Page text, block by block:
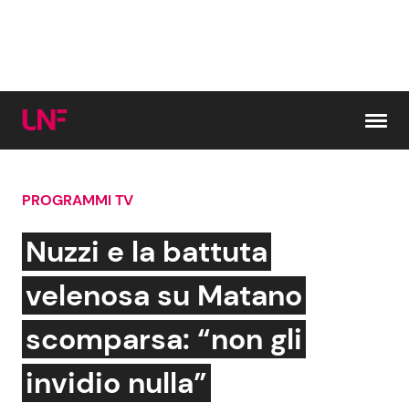
Cerca:
News e Cronaca
Attualità Italiana
Dal Mondo
Gossip e TV
Bellezze VIP
PROGRAMMI TV
Nuzzi e la battuta
velenosa su Matano
scomparsa: “non gli
invidio nulla”